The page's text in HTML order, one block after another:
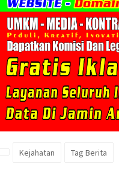
Kejahatan Tag Berita